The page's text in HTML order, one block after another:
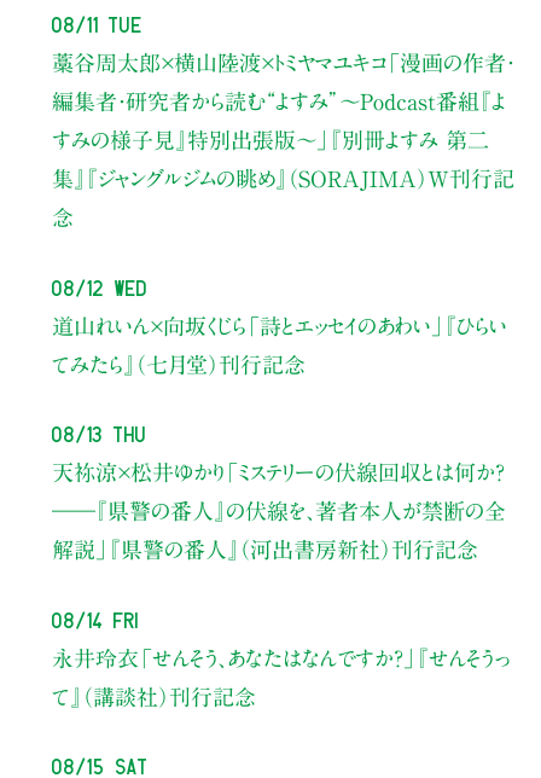
08/11 Tue
藁谷周太郎×横山陸渡×トミヤマユキコ「漫画の作者・
編集者・研究者から読む“よすみ” 〜Podcast番組『よ
すみの様子見』特別出張版〜」
『別冊よすみ 第二
集』『ジャングルジムの眺め』（SORAJIMA）W刊行記
念
08/12 Wed
道山れいん×向坂くじら 「詩とエッセイのあわい」
『ひらい
てみたら』（七月堂）刊行記念
08/13 Thu
天祢涼×松井ゆかり 「ミステリーの伏線回収とは何か？
――『県警の番人』の伏線を、著者本人が禁断の全
解説」
『県警の番人』（河出書房新社）刊行記念
08/14 Fri
永井玲衣 「せんそう、あなたはなんですか？」
『せんそうっ
て』（講談社）刊行記念
08/15 Sat